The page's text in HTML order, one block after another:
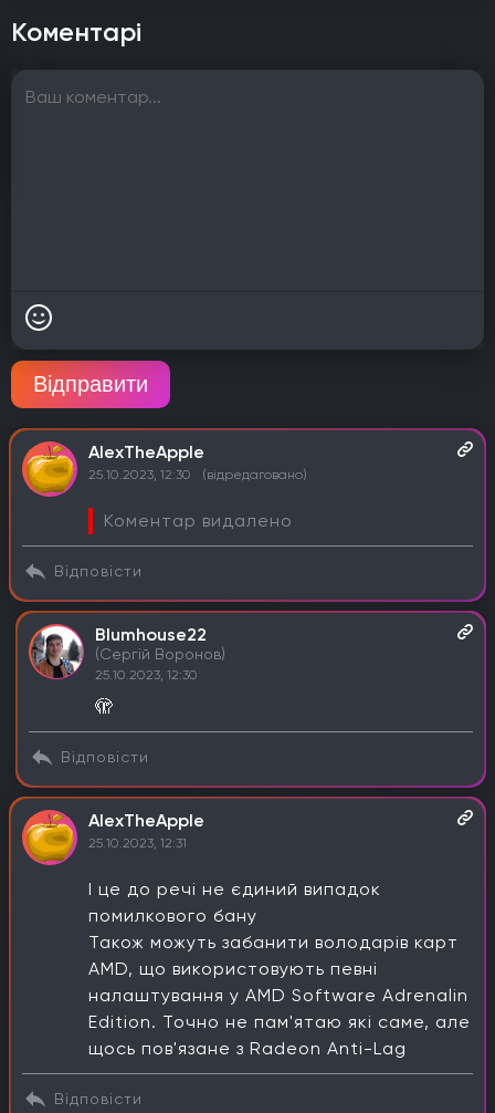
Коментарі
Відправити
AlexTheApple
25.10.2023, 12:30 (відредаговано)
Коментар видалено
Відповісти
Blumhouse22
(Сергій Воронов)
25.10.2023, 12:30
🫣
Відповісти
AlexTheApple
25.10.2023, 12:31
І це до речі не єдиний випадок
помилкового бану
Також можуть забанити володарів карт
AMD, що використовують певні
налаштування у AMD Software Adrenalin
Edition. Точно не пам'ятаю які саме, але
щось пов'язане з Radeon Anti-Lag
Відповісти